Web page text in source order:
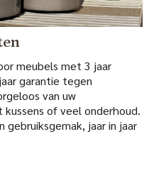
meubels met 3 jaar
garantie tegen
van uw
of veel onderhoud.
jaar in jaar